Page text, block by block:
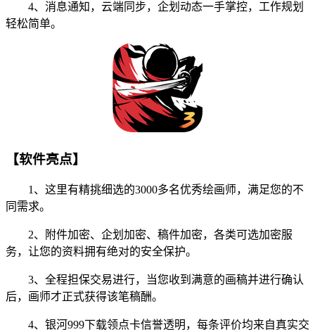
4、消息通知，云端同步，企划动态一手掌控，工作规划
轻松简单。
【软件亮点】
1、这里有精挑细选的3000多名优秀绘画师，满足您的不
同需求。
2、附件加密、企划加密、稿件加密，各类可选加密服
务，让您的资料拥有绝对的安全保护。
3、全程担保交易进行，当您收到满意的画稿并进行确认
后，画师才正式获得该笔稿酬。
4、银河999下载领点卡信誉透明，每条评价均来自真实交